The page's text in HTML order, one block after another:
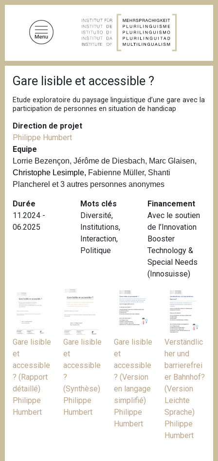
i
l
d
'
A
r
a
n
e
Gare lisible et accessible ?
Etude exploratoire du paysage linguistique d’une gare avec la
participation de personnes en situation de handicap
Direction de projet
Philippe Humbert
Equipe
Lorrie Bezençon, Jérôme de Diesbach, Marc Glaisen,
Christophe Lesimple, Fabienne Müller, Shanti
Plancherel et 3 autres personnes anonymes
Durée
11.2024 -
06.2025
Mots clés
Diversité,
Institutions,
Interaction,
Politique
Financement
Avec le soutien
de l’Innovation
Booster
Technology &
Special Needs
(Innosuisse)
Gare lisible
et
accessible
? (Rapport
détaillé)
Philippe
Humbert
Gare lisible
et
accessible
?
(Synthèse)
Philippe
Humbert
Gare lisible
et
accessible
? (Version
en langage
simplifié)
Philippe
Humbert
Verständlic
her und
barrierefrei
er Bahnhof?
(Version
Leichte
Sprache)
Philippe
Humbert